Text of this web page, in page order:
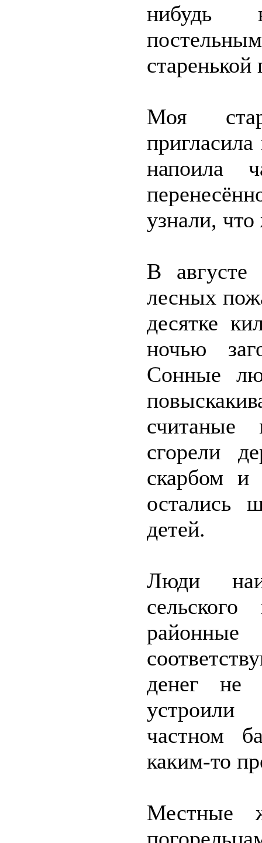
нибудь
старенькой
Моя
напоила
узнали,
В
лесных
десятке
ночью
Сонные
сгорели
скарбом и
остались
детей.
Люди
денег не
частном
каким-то
Местные